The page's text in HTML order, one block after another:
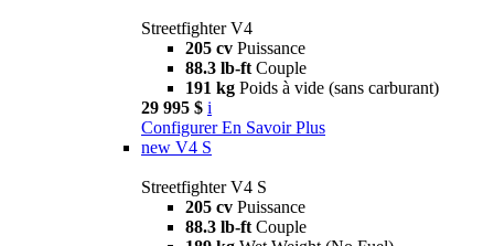
Streetfighter V4
205 cv Puissance
88.3 lb-ft Couple
191 kg Poids à vide (sans carburant)
29 995 $ i
Configurer En Savoir Plus
new V4 S
Streetfighter V4 S
205 cv Puissance
88.3 lb-ft Couple